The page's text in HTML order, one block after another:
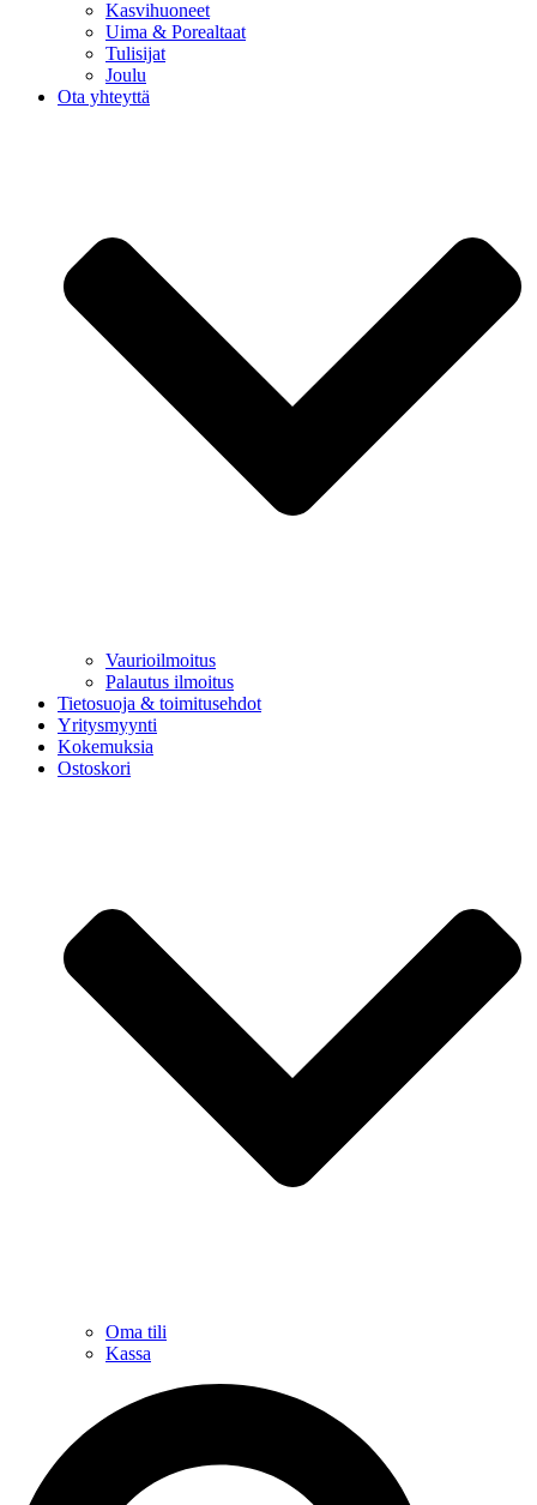
Kasvihuoneet
Uima & Porealtaat
Tulisijat
Joulu
Ota yhteyttä
Vaurioilmoitus
Palautus ilmoitus
Tietosuoja & toimitusehdot
Yritysmyynti
Kokemuksia
Ostoskori
Oma tili
Kassa